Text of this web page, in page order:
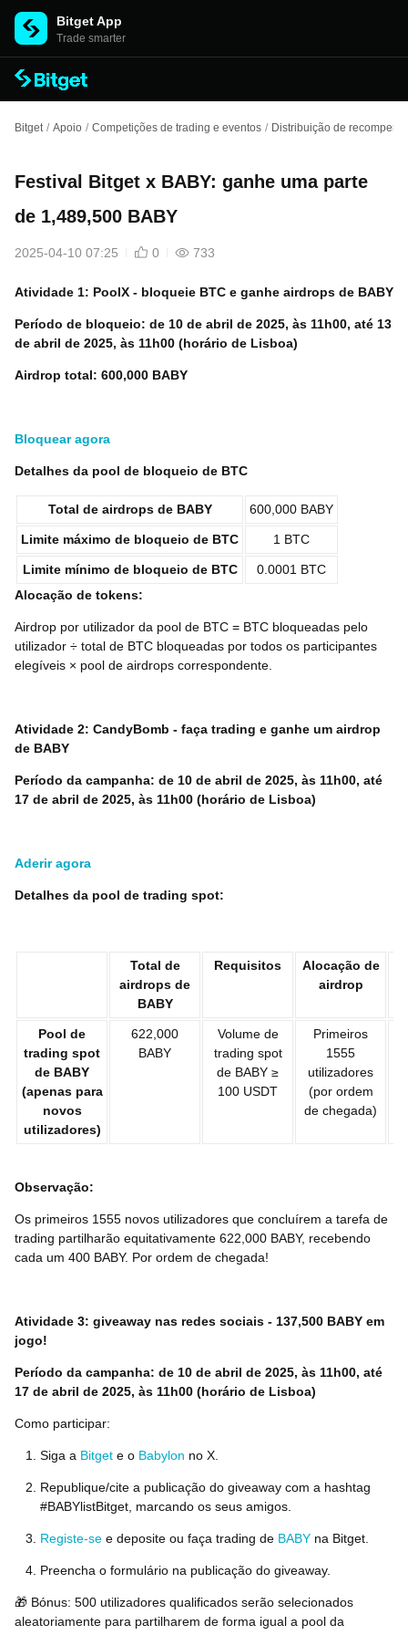
Bitget App
Trade smarter
Bitget / Apoio / Competições de trading e eventos / Distribuição de
Festival Bitget x BABY: ganhe uma parte
de 1,489,500 BABY
2025-04-10 07:25 0 733
Atividade 1: PoolX - bloqueie BTC e ganhe airdrops de BABY
Período de bloqueio: de 10 de abril de 2025, às 11h00, até 13
de abril de 2025, às 11h00 (horário de Lisboa)
Airdrop total: 600,000 BABY
Bloquear agora
Detalhes da pool de bloqueio de BTC
Total de airdrops de BABY 600,000 BABY
Limite máximo de bloqueio de BTC 1 BTC
Limite mínimo de bloqueio de BTC
0.0001 BTC
Alocação de tokens:
Airdrop por utilizador da pool de BTC = BTC bloqueadas pelo
utilizador ÷ total de BTC bloqueadas por todos os participantes
elegíveis × pool de airdrops correspondente.
Atividade 2: CandyBomb - faça trading e ganhe um airdrop
de BABY
Período da campanha: de 10 de abril de 2025, às 11h00, até
17 de abril de 2025, às 11h00 (horário de Lisboa)
Aderir agora
Detalhes da pool de trading spot:
Total de
airdrops de
BABY
Requisitos
Alocação de
airdrop
Pool de
trading spot
de BABY
(apenas para
novos
utilizadores)
622,000
BABY
Volume de
trading spot
de BABY ≥
100 USDT
Primeiros
1555
utilizadores
(por ordem
de chegada)
Observação:
Os primeiros 1555 novos utilizadores que concluírem a tarefa de
trading partilharão equitativamente 622,000 BABY, recebendo
cada um 400 BABY. Por ordem de chegada!
Atividade 3: giveaway nas redes sociais - 137,500 BABY em
jogo!
Período da campanha: de 10 de abril de 2025, às 11h00, até
17 de abril de 2025, às 11h00 (horário de Lisboa)
Como participar:
Siga a Bitget e o Babylon no X.
Republique/cite a publicação do giveaway com a hashtag
#BABYlistBitget, marcando os seus amigos.
Registe-se e deposite ou faça trading de BABY na Bitget.
Preencha o formulário na publicação do giveaway.
🎁 Bónus: 500 utilizadores qualificados serão selecionados
aleatoriamente para partilharem de forma igual a pool da